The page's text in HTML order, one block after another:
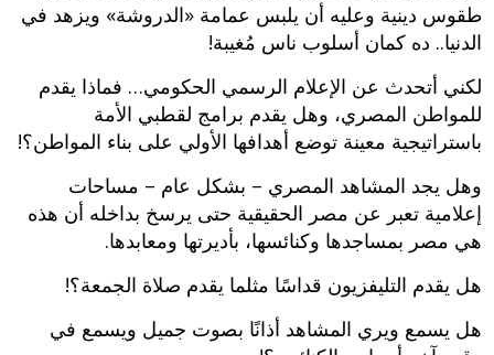
طقوس دينية وعليه أن يلبس عمامة «الدروشة» ويزهد في
الدنيا.. ده كمان أسلوب ناس مُغيبة!
لكني أتحدث عن الإعلام الرسمي الحكومي… فماذا يقدم
للمواطن المصري، وهل يقدم برامج لقطبي الأمة
باستراتيجية معينة توضع أهدافها الأولي على بناء المواطن؟!
وهل يجد المشاهد المصري – بشكل عام – مساحات
إعلامية تعبر عن مصر الحقيقية حتى يرسخ بداخله أن هذه
هي مصر بمساجدها وكنائسها، بأديرتها ومعابدها.
هل يقدم التليفزيون قداسًا مثلما يقدم صلاة الجمعة؟!
هل يسمع ويري المشاهد أذانًا بصوت جميل ويسمع في